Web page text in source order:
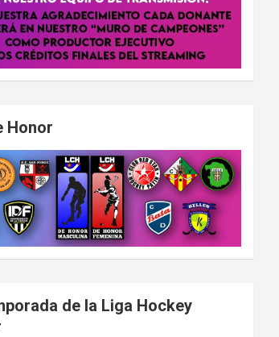
Honor
de la Liga Hockey